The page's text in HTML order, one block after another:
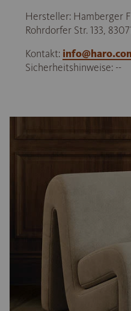
Hersteller: Hamberger
Rohrdorfer Str. 133,
Kontakt:
Sicherheitshinweise: --